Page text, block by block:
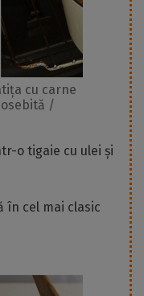
cu carne
/
o tigaie cu ulei și
în cel mai clasic